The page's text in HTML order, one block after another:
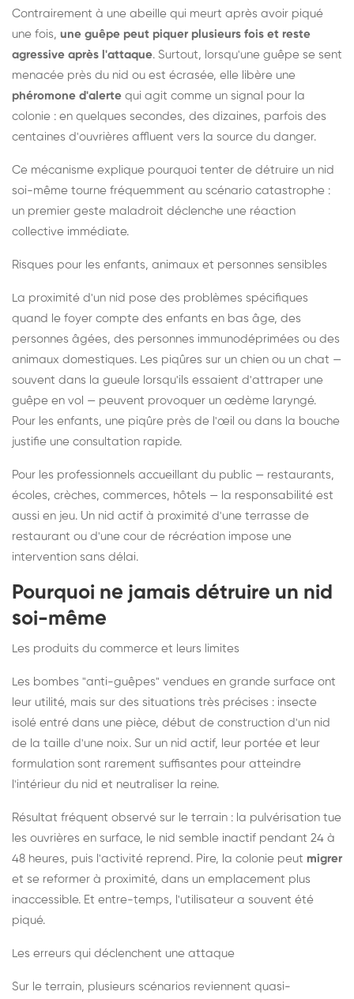
Contrairement à une abeille qui meurt après avoir piqué
une fois, une guêpe peut piquer plusieurs fois et reste
agressive après l'attaque. Surtout, lorsqu'une guêpe se sent
menacée près du nid ou est écrasée, elle libère une
phéromone d'alerte qui agit comme un signal pour la
colonie : en quelques secondes, des dizaines, parfois des
centaines d'ouvrières affluent vers la source du danger.
Ce mécanisme explique pourquoi tenter de détruire un nid
soi-même tourne fréquemment au scénario catastrophe :
un premier geste maladroit déclenche une réaction
collective immédiate.
Risques pour les enfants, animaux et personnes sensibles
La proximité d'un nid pose des problèmes spécifiques
quand le foyer compte des enfants en bas âge, des
personnes âgées, des personnes immunodéprimées ou des
animaux domestiques. Les piqûres sur un chien ou un chat —
souvent dans la gueule lorsqu'ils essaient d'attraper une
guêpe en vol — peuvent provoquer un œdème laryngé.
Pour les enfants, une piqûre près de l'œil ou dans la bouche
justifie une consultation rapide.
Pour les professionnels accueillant du public — restaurants,
écoles, crèches, commerces, hôtels — la responsabilité est
aussi en jeu. Un nid actif à proximité d'une terrasse de
restaurant ou d'une cour de récréation impose une
intervention sans délai.
Pourquoi ne jamais détruire un nid
soi-même
Les produits du commerce et leurs limites
Les bombes "anti-guêpes" vendues en grande surface ont
leur utilité, mais sur des situations très précises : insecte
isolé entré dans une pièce, début de construction d'un nid
de la taille d'une noix. Sur un nid actif, leur portée et leur
formulation sont rarement suffisantes pour atteindre
l'intérieur du nid et neutraliser la reine.
Résultat fréquent observé sur le terrain : la pulvérisation tue
les ouvrières en surface, le nid semble inactif pendant 24 à
48 heures, puis l'activité reprend. Pire, la colonie peut migrer
et se reformer à proximité, dans un emplacement plus
inaccessible. Et entre-temps, l'utilisateur a souvent été
piqué.
Les erreurs qui déclenchent une attaque
Sur le terrain, plusieurs scénarios reviennent quasi-